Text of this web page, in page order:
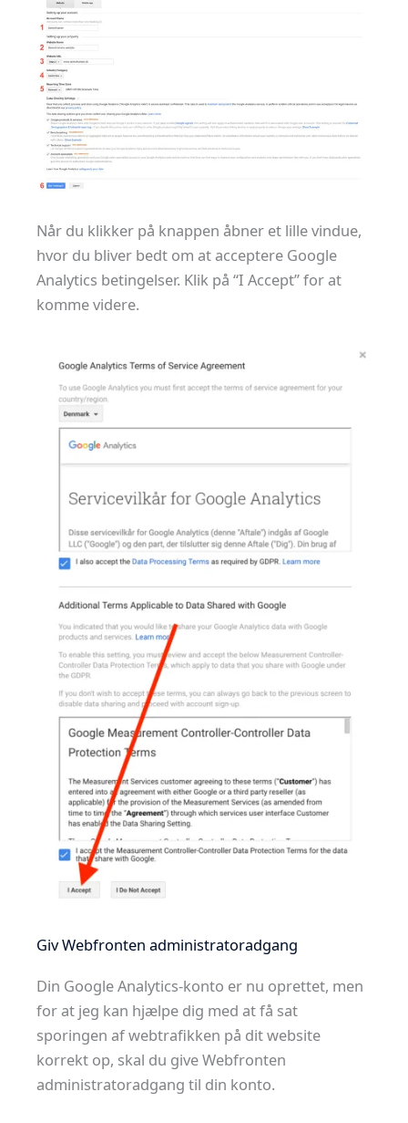
Når du klikker på knappen åbner et lille vindue,
hvor du bliver bedt om at acceptere Google
Analytics betingelser. Klik på “I Accept” for at
komme videre.
Giv Webfronten administratoradgang
Din Google Analytics-konto er nu oprettet, men
for at jeg kan hjælpe dig med at få sat
sporingen af webtrafikken på dit website
korrekt op, skal du give Webfronten
administratoradgang til din konto.